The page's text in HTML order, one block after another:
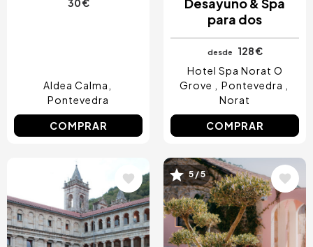
30 €
Aldea Calma
Pontevedra
COMPRAR
para dos
desde
128 €
Hotel Spa Norat O
Grove
Pontevedra
Norat
COMPRAR
Image
5 / 5